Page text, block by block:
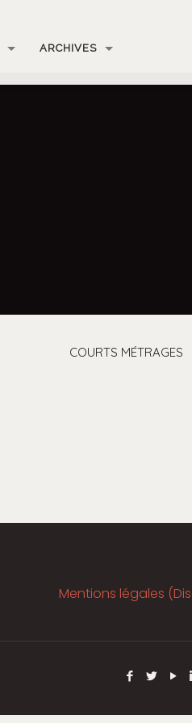
ARCHIVES
COURTS MÉTRAGES
Mentions légales